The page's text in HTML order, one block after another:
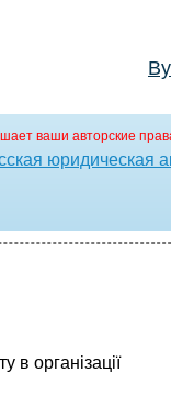
ваши авторские
юридическая
в організації